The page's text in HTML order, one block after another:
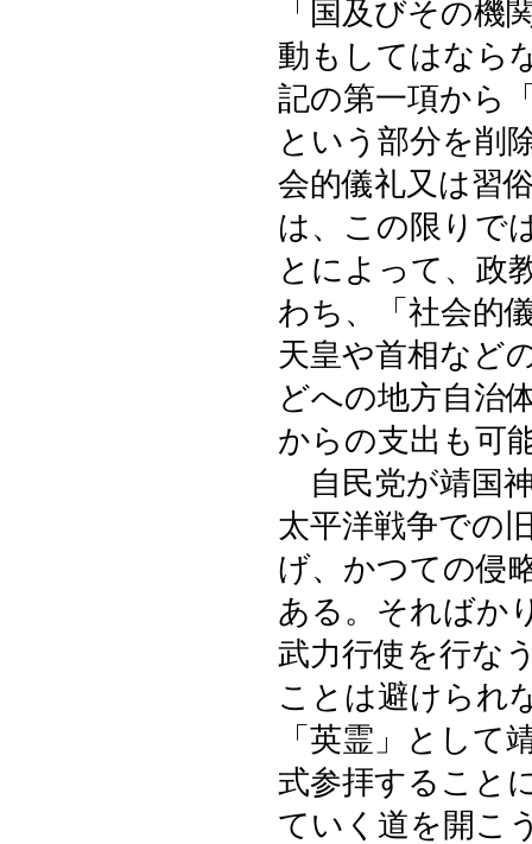
「国及びその機
動もしてはなら
記の第一項から
という部分を削
会的儀礼又は習
は、この限りで
とによって、政
わち、「社会的
天皇や首相など
どへの地方自治
からの支出も可
自民党が靖国
太平洋戦争での
げ、かつての侵
ある。そればか
武力行使を行な
ことは避けられ
「英霊」として
式参拝すること
ていく道を開こ